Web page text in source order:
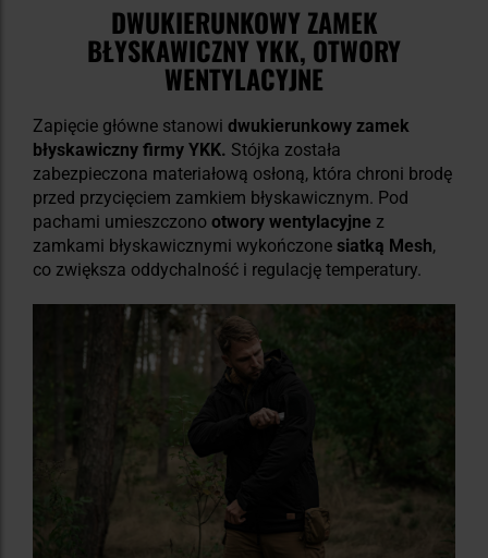
DWUKIERUNKOWY ZAMEK
BŁYSKAWICZNY YKK, OTWORY
WENTYLACYJNE
Zapięcie główne stanowi dwukierunkowy zamek
błyskawiczny firmy YKK. Stójka została
zabezpieczona materiałową osłoną, która chroni brodę
przed przycięciem zamkiem błyskawicznym. Pod
pachami umieszczono otwory wentylacyjne z
zamkami błyskawicznymi wykończone siatką Mesh,
co zwiększa oddychalność i regulację temperatury.